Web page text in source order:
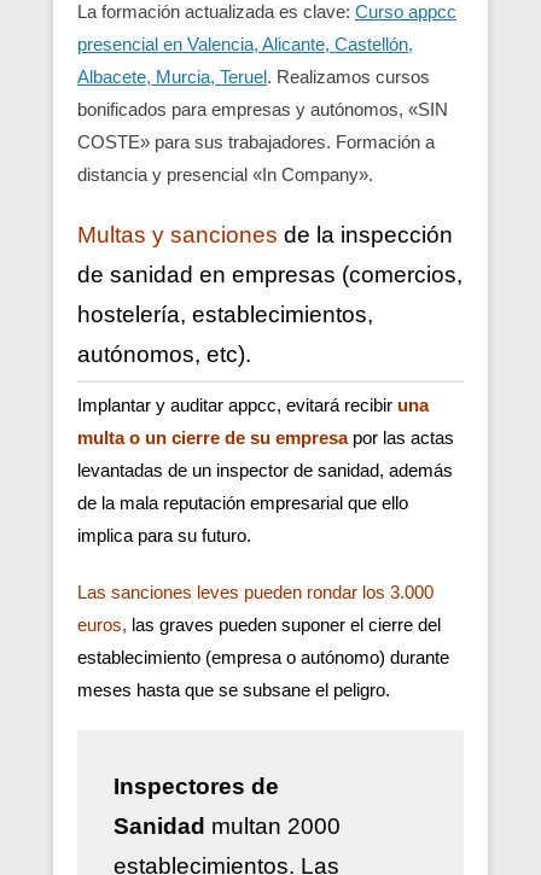
La formación actualizada es clave: Curso appcc
presencial en Valencia, Alicante, Castellón,
Albacete, Murcia, Teruel. Realizamos cursos
bonificados para empresas y autónomos, «SIN
COSTE» para sus trabajadores. Formación a
distancia y presencial «In Company».
Multas y sanciones de la inspección
de sanidad en empresas (comercios,
hostelería, establecimientos,
autónomos, etc).
Implantar y auditar appcc, evitará recibir una
multa o un cierre de su empresa por las actas
levantadas de un inspector de sanidad, además
de la mala reputación empresarial que ello
implica para su futuro.
Las sanciones leves pueden rondar los 3.000
euros, las graves pueden suponer el cierre del
establecimiento (empresa o autónomo) durante
meses hasta que se subsane el peligro.
Inspectores de
Sanidad multan 2000
establecimientos. Las